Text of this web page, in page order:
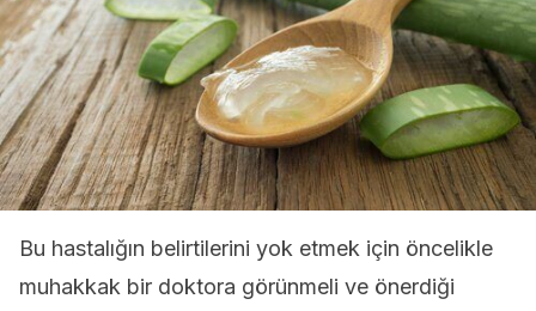
Bu hastalığın belirtilerini yok etmek için öncelikle
muhakkak bir doktora görünmeli ve önerdiği